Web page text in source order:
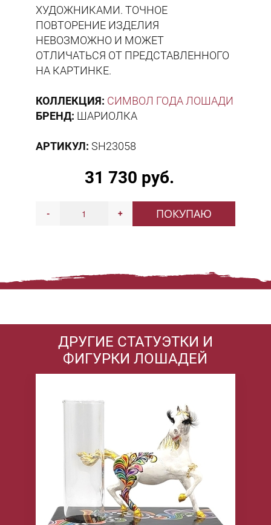
31 730 руб.
ПОКУПАЮ
- +
ХУДОЖНИКАМИ. ТОЧНОЕ
ПОВТОРЕНИЕ ИЗДЕЛИЯ
НЕВОЗМОЖНО И МОЖЕТ
ОТЛИЧАТЬСЯ ОТ ПРЕДСТАВЛЕННОГО
НА КАРТИНКЕ.
КОЛЛЕКЦИЯ: СИМВОЛ ГОДА ЛОШАДИ
БРЕНД: ШАРИОЛКА
АРТИКУЛ: SH23058
ДРУГИЕ СТАТУЭТКИ И
ФИГУРКИ ЛОШАДЕЙ